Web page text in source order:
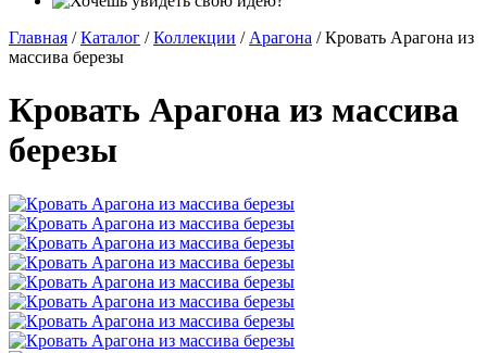
Главная / Каталог / Коллекции / Арагона / Кровать Арагона из
массива березы
Кровать Арагона из массива
березы